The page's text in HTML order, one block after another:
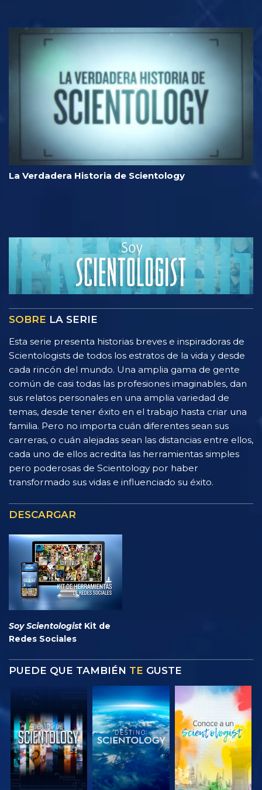
La Verdadera Historia de Scientology
SOBRE LA SERIE
Esta serie presenta historias breves e inspiradoras de
Scientologists de todos los estratos de la vida y desde
cada rincón del mundo. Una amplia gama de gente
común de casi todas las profesiones imaginables, dan
sus relatos personales en una amplia variedad de
temas, desde tener éxito en el trabajo hasta criar una
familia. Pero no importa cuán diferentes sean sus
carreras, o cuán alejadas sean las distancias entre ellos,
cada uno de ellos acredita las herramientas simples
pero poderosas de Scientology por haber
transformado sus vidas e influenciado su éxito.
DESCARGAR
Soy Scientologist Kit de
Redes Sociales
PUEDE QUE TAMBIÉN TE GUSTE